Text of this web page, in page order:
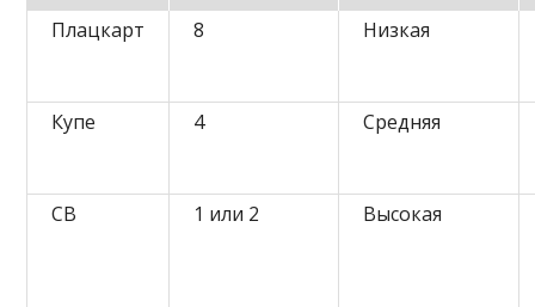
Плацкарт 8 Низкая
Купе 4 Средняя
СВ 1 или 2 Высокая